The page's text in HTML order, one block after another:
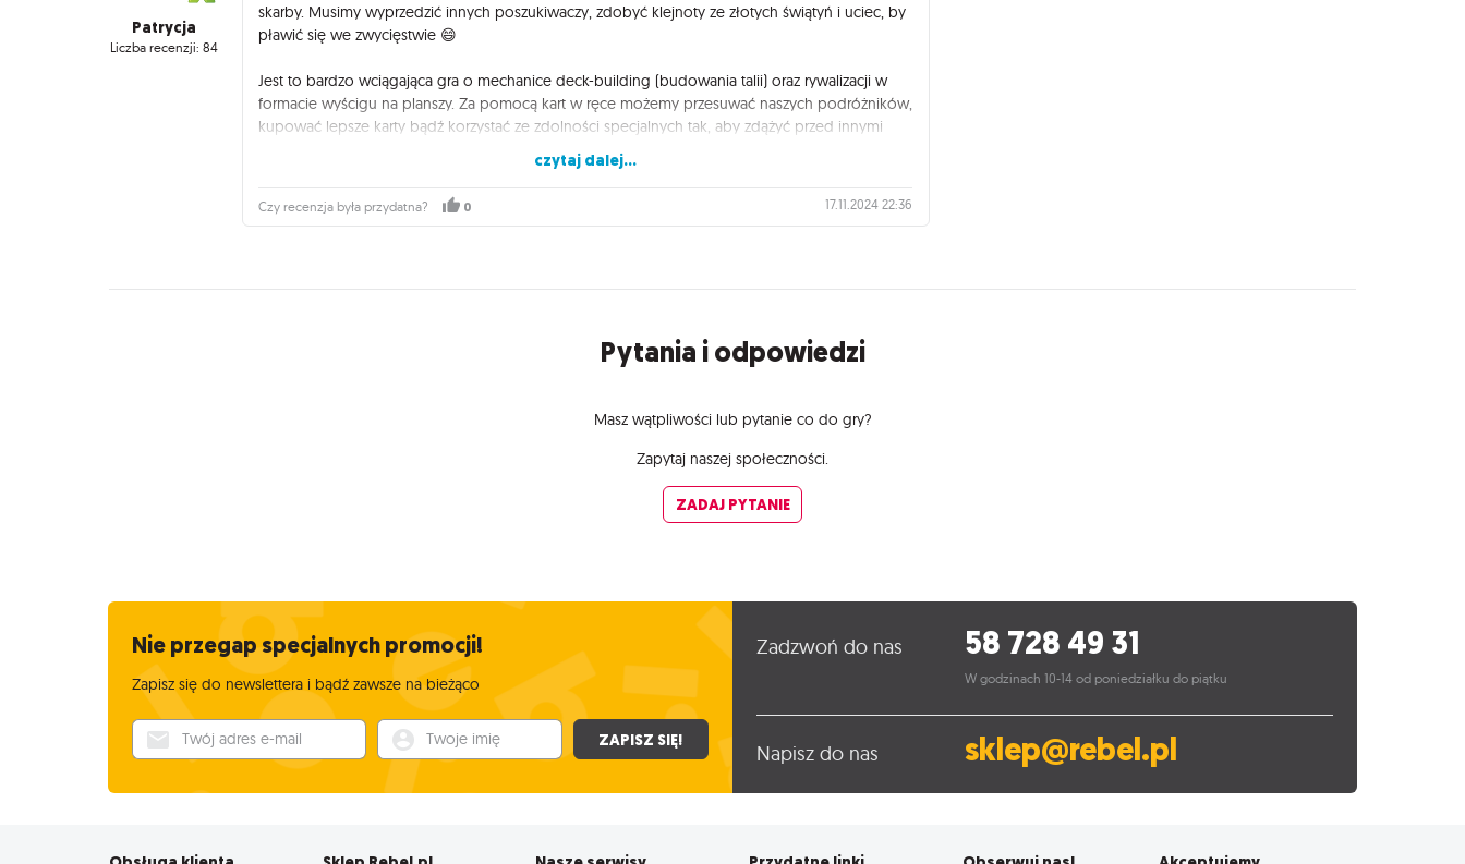
Patrycja
Liczba recenzji: 84
skarby. Musimy wyprzedzić innych poszukiwaczy, zdobyć klejnoty ze złotych świątyń i uciec, by
pławić się we zwycięstwie 😄
Jest to bardzo wciągająca gra o mechanice deck-building (budowania talii) oraz rywalizacji w
formacie wyścigu na planszy. Za pomocą kart w ręce możemy przesuwać naszych podróżników,
kupować lepsze karty bądź korzystać ze zdolności specjalnych tak, aby zdążyć przed innymi
zebrać wymagane klejnoty i dotrzeć do pola zwycięstwa.
Każda rozgrywka zapewnia emocjonujące doznania w przygodowym klimacie rodem z filmów
o Indiana Jonesie. Przeprawa przez całą planszę przywodzi na myśl faktyczną wyprawę przez
tu korzystać z gotowych wzorów lub tworzyć własne ścieżki, niemniej jest to gra na wielokrotne
Świetnie wykonane komponenty i grafiki planszy są imponujące. Idealnie oddają klimat
azteckich swiatyn i niebezpieczeństw dżungli. Pionki w postaci mini-podróżników to rewelacja
"Wyprawą do El Dorado" by uzyskać jeszcze więcej możliwości 🥰
Rewelacyjna zabawa pobudzająca ducha przygody i wyzwań. Na pewno bedziemy często
sięgać po te planszowke. Polecamy❤️
czytaj dalej...
Czy recenzja była przydatna? 0 17.11.2024 22:36
Pytania i odpowiedzi
Masz wątpliwości lub pytanie co do gry?
Zapytaj naszej społeczności.
ZADAJ PYTANIE
Nie przegap specjalnych promocji!
Zapisz się do newslettera i bądź zawsze na bieżąco
Twój adres e-mail Twoje imię ZAPISZ SIĘ!
Zadzwoń do nas 58 728 49 31
W godzinach 10-14 od poniedziałku do piątku
Napisz do nas sklep@rebel.pl